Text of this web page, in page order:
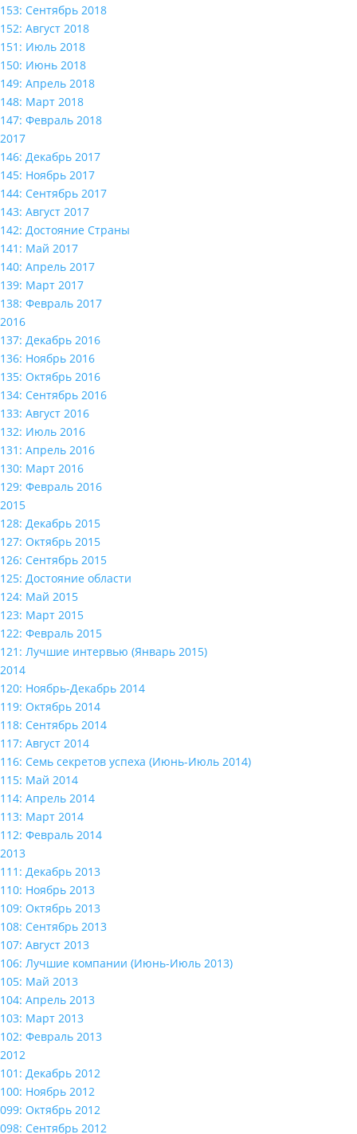
153: Сентябрь 2018
152: Август 2018
151: Июль 2018
150: Июнь 2018
149: Апрель 2018
148: Март 2018
147: Февраль 2018
2017
146: Декабрь 2017
145: Ноябрь 2017
144: Сентябрь 2017
143: Август 2017
142: Достояние Страны
141: Май 2017
140: Апрель 2017
139: Март 2017
138: Февраль 2017
2016
137: Декабрь 2016
136: Ноябрь 2016
135: Октябрь 2016
134: Сентябрь 2016
133: Август 2016
132: Июль 2016
131: Апрель 2016
130: Март 2016
129: Февраль 2016
2015
128: Декабрь 2015
127: Октябрь 2015
126: Сентябрь 2015
125: Достояние области
124: Май 2015
123: Март 2015
122: Февраль 2015
121: Лучшие интервью (Январь 2015)
2014
120: Ноябрь-Декабрь 2014
119: Октябрь 2014
118: Сентябрь 2014
117: Август 2014
116: Семь секретов успеха (Июнь-Июль 2014)
115: Май 2014
114: Апрель 2014
113: Март 2014
112: Февраль 2014
2013
111: Декабрь 2013
110: Ноябрь 2013
109: Октябрь 2013
108: Сентябрь 2013
107: Август 2013
106: Лучшие компании (Июнь-Июль 2013)
105: Май 2013
104: Апрель 2013
103: Март 2013
102: Февраль 2013
2012
101: Декабрь 2012
100: Ноябрь 2012
099: Октябрь 2012
098: Сентябрь 2012